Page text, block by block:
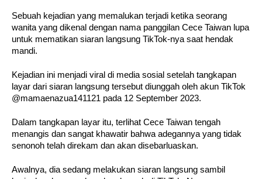
Sebuah kejadian yang memalukan terjadi ketika seorang
wanita yang dikenal dengan nama panggilan Cece Taiwan lupa
untuk mematikan siaran langsung TikTok-nya saat hendak
mandi.
Kejadian ini menjadi viral di media sosial setelah tangkapan
layar dari siaran langsung tersebut diunggah oleh akun TikTok
@mamaenazua141121 pada 12 September 2023.
Dalam tangkapan layar itu, terlihat Cece Taiwan tengah
menangis dan sangat khawatir bahwa adegannya yang tidak
senonoh telah direkam dan akan disebarluaskan.
Awalnya, dia sedang melakukan siaran langsung sambil